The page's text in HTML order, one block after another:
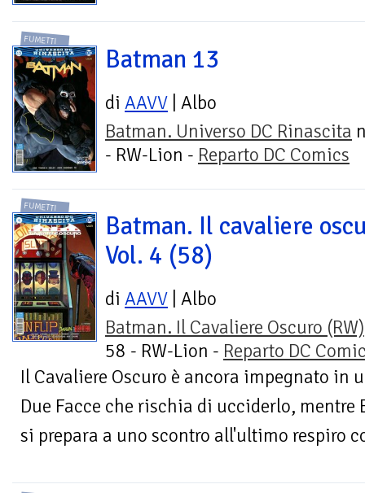
FUMETTI
Batman 13
di AAVV | Albo
Batman. Universo DC Rinascita
- RW-Lion - Reparto DC Comics
FUMETTI
Batman. Il cavaliere
Vol. 4 (58)
di AAVV | Albo
Batman. Il Cavaliere Oscuro (RW)
58 - RW-Lion - Reparto DC
Il Cavaliere Oscuro è ancora impegnato in
Due Facce che rischia di ucciderlo,
si prepara a uno scontro all'ultimo respiro